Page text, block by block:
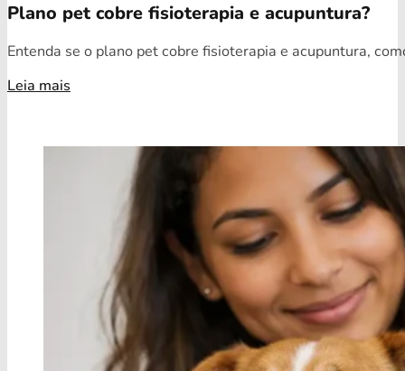
Plano pet cobre fisioterapia e acupuntura?
Entenda se o plano pet cobre fisioterapia e acupuntura,
Leia mais